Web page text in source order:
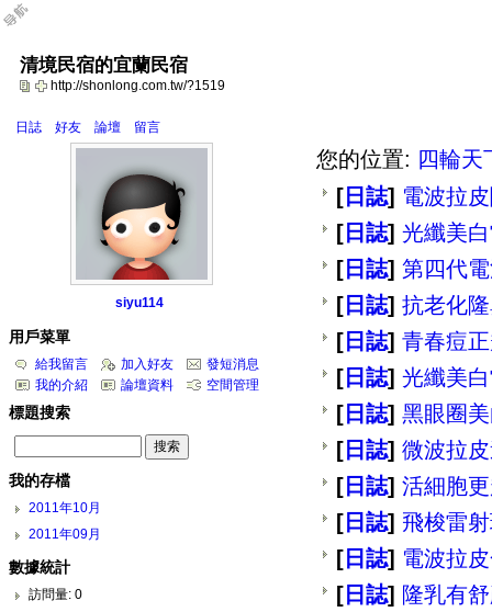
清境民宿的宜蘭民宿
http://shonlong.com.tw/?1519
日誌 好友 論壇 留言
您的位置: 四輪天
[日誌] 電波拉
[日誌] 光纖美
[日誌] 第四代
[日誌] 抗老化
[日誌] 青春痘
[日誌] 光纖美
[日誌] 黑眼圈
[日誌] 微波拉
[日誌] 活細胞
[日誌] 飛梭雷
[日誌] 電波拉
[日誌] 隆乳有
siyu114
用戶菜單
給我留言 加入好友
發短消息
我的介紹
論壇資料 空間管理
標題搜索
我的存檔
2011年10月
2011年09月
數據統計
訪問量: 0